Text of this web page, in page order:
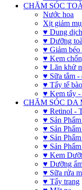
CHĂM SÓC
Nước hoa
Xịt giảm
♥ Dung
♥ Dưỡng
♥ Giảm béo
♥ Kem
♥ Lăn khử
♥ Sữa tắm -
♥ Tẩy tế
♥ Kem tẩy
CHĂM SÓC DA
♥ Retinol -
♥ Sản
♥ Sản
♥ Sản
♥ Sản
♥ Kem
♥ Dưỡng
♥ Sữa rửa
♥ Tẩy trang